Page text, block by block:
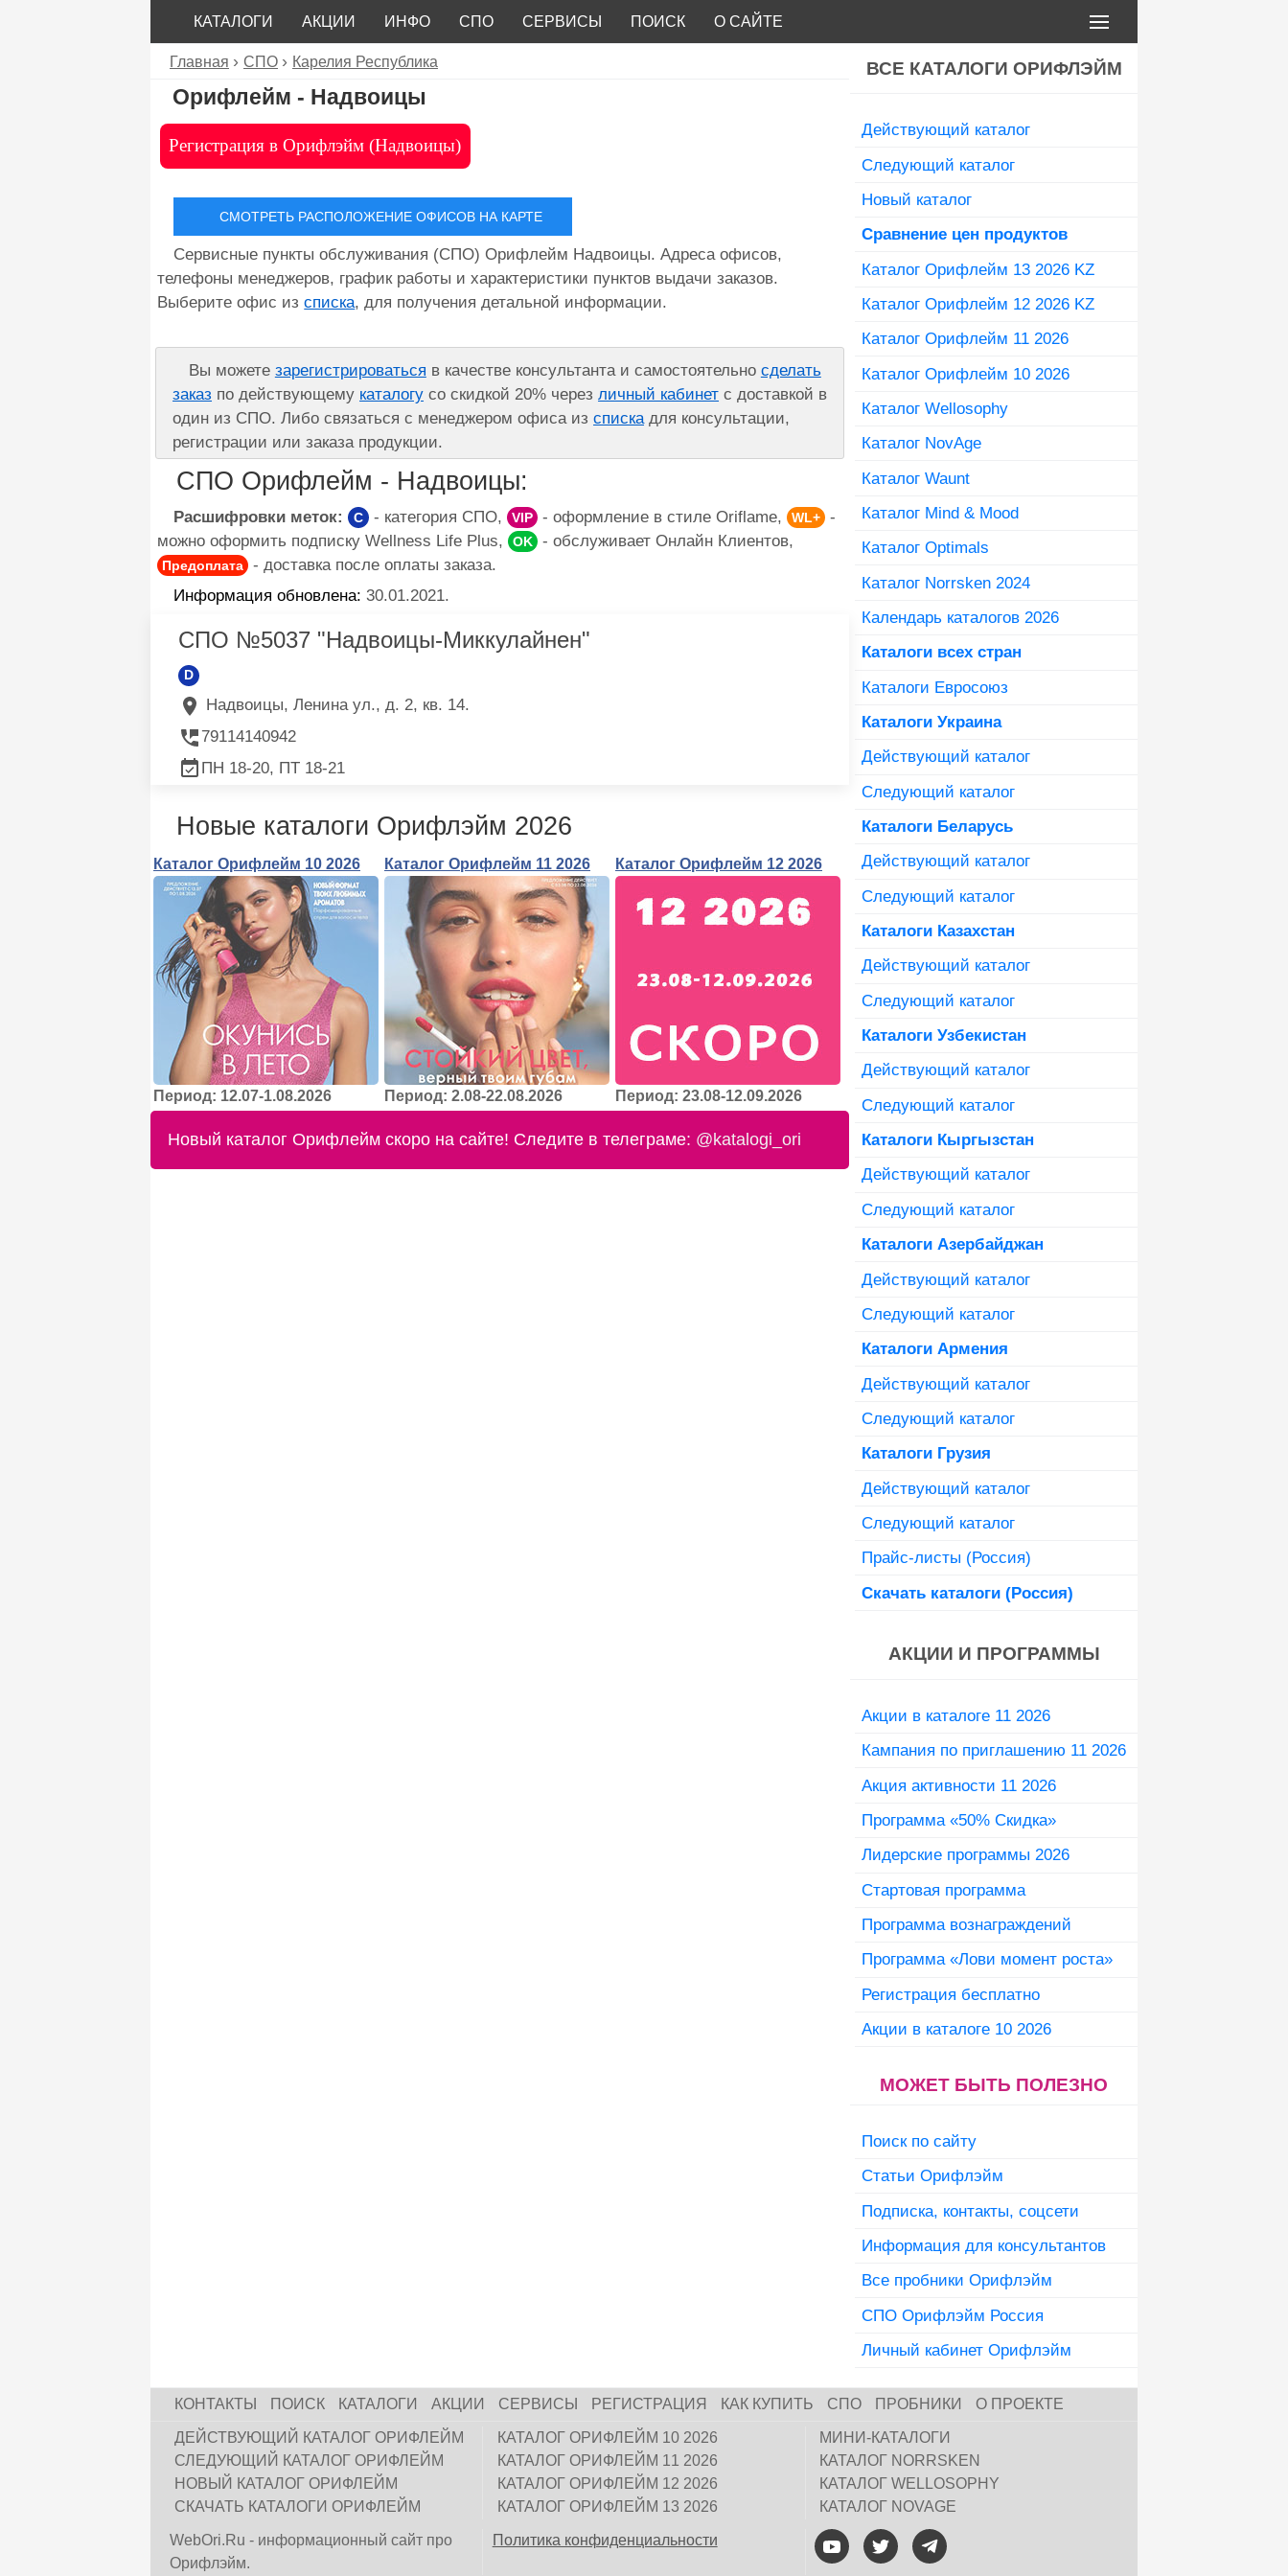
КАТАЛОГИ АКЦИИ ИНФО СПО СЕРВИСЫ ПОИСК О САЙТЕ
Главная СПО Карелия Республика
Орифлейм - Надвоицы
Регистрация в Орифлэйм (Надвоицы)
СМОТРЕТЬ РАСПОЛОЖЕНИЕ ОФИСОВ НА КАРТЕ
Сервисные пункты обслуживания (СПО) Орифлейм Надвоицы. Адреса офисов,
телефоны менеджеров, график работы и характеристики пунктов выдачи заказов.
Выберите офис изсписка, для получения детальной информации.
Вы можете зарегистрироваться в качестве консультанта и самостоятельно сделать
заказ по действующему каталогу со скидкой 20% черезличный кабинет с доставкой в
один из СПО. Либо связаться с менеджером офиса изспискадля консультации,
регистрации или заказа продукции.
СПО Орифлейм - Надвоицы:
Расшифровки меток: C - категория СПО, VIP - оформление в стиле Oriflame, WL+
-
можно оформить подписку Wellness Life Plus, OK - обслуживает Онлайн Клиентов,
Предоплата
- доставка после оплаты заказа.
Информация обновлена: 30.01.2021.
СПО №5037 "Надвоицы-Миккулайнен"
D
Надвоицы, Ленина ул., д. 2, кв. 14.
79114140942
ПН 18-20, ПТ 18-21
Новые каталоги Орифлэйм 2026
Каталог Орифлейм 10 2026
Период: 12.07-1.08.2026
Каталог Орифлейм 11 2026
Период: 2.08-22.08.2026
Каталог Орифлейм 12 2026
Период: 23.08-12.09.2026
Новый каталог Орифлейм скоро на сайте! Следите в телеграме: @katalogi_ori
ВСЕ КАТАЛОГИ ОРИФЛЭЙМ
Действующий каталог
Следующий каталог
Новый каталог
Сравнение цен продуктов
Каталог Орифлейм 13 2026 KZ
Каталог Орифлейм 12 2026 KZ
Каталог Орифлейм 11 2026
Каталог Орифлейм 10 2026
Каталог Wellosophy
Каталог NovAge
Каталог Waunt
Каталог Mind & Mood
Каталог Optimals
Каталог Norrsken 2024
Календарь каталогов 2026
Каталоги всех стран
Каталоги Евросоюз
Каталоги Украина
Действующий каталог
Следующий каталог
Каталоги Беларусь
Действующий каталог
Следующий каталог
Каталоги Казахстан
Действующий каталог
Следующий каталог
Каталоги Узбекистан
Действующий каталог
Следующий каталог
Каталоги Кыргызстан
Действующий каталог
Следующий каталог
Каталоги Азербайджан
Действующий каталог
Следующий каталог
Каталоги Армения
Действующий каталог
Следующий каталог
Каталоги Грузия
Действующий каталог
Следующий каталог
Прайс-листы (Россия)
Скачать каталоги (Россия)
АКЦИИ И ПРОГРАММЫ
Акции в каталоге 11 2026
Кампания по приглашению 11 2026
Акция активности 11 2026
Программа «50% Скидка»
Лидерские программы 2026
Стартовая программа
Программа вознаграждений
Программа «Лови момент роста»
Регистрация бесплатно
Акции в каталоге 10 2026
МОЖЕТ БЫТЬ ПОЛЕЗНО
Поиск по сайту
Статьи Орифлэйм
Подписка, контакты, соцсети
Информация для консультантов
Все пробники Орифлэйм
СПО Орифлэйм Россия
Личный кабинет Орифлэйм
КОНТАКТЫ ПОИСК КАТАЛОГИ АКЦИИ СЕРВИСЫ РЕГИСТРАЦИЯ КАК КУПИТЬ СПО ПРОБНИКИ О ПРОЕКТЕ
ДЕЙСТВУЮЩИЙ КАТАЛОГ ОРИФЛЕЙМ
СЛЕДУЮЩИЙ КАТАЛОГ ОРИФЛЕЙМ
НОВЫЙ КАТАЛОГ ОРИФЛЕЙМ
СКАЧАТЬ КАТАЛОГИ ОРИФЛЕЙМ
КАТАЛОГ ОРИФЛЕЙМ 10 2026
КАТАЛОГ ОРИФЛЕЙМ 11 2026
КАТАЛОГ ОРИФЛЕЙМ 12 2026
КАТАЛОГ ОРИФЛЕЙМ 13 2026
МИНИ-КАТАЛОГИ
КАТАЛОГ NORRSKEN
КАТАЛОГ WELLOSOPHY
КАТАЛОГ NOVAGE
WebOri.Ru - информационный сайт про
Орифлэйм.
Политика конфиденциальности